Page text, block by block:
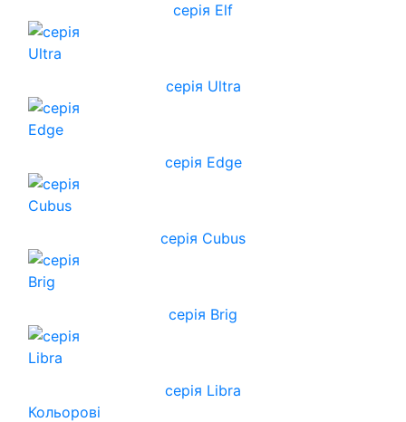
серія Elf
серія Ultra
серія Edge
серія Cubus
серія Brig
серія Libra
Кольорові